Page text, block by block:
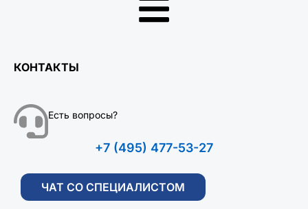
КОНТАКТЫ
Есть вопросы?
+7 (495) 477-53-27
ЧАТ СО СПЕЦИАЛИСТОМ